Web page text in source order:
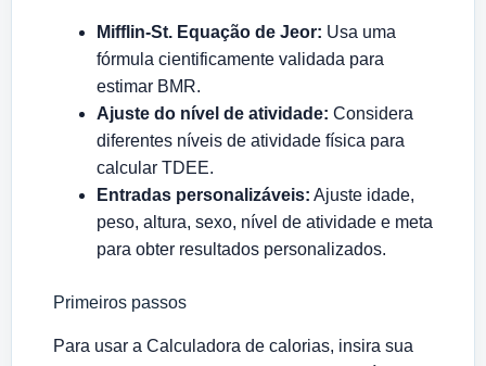
Mifflin-St. Equação de Jeor: Usa uma
fórmula cientificamente validada para
estimar BMR.
Ajuste do nível de atividade: Considera
diferentes níveis de atividade física para
calcular TDEE.
Entradas personalizáveis: Ajuste idade,
peso, altura, sexo, nível de atividade e meta
para obter resultados personalizados.
Primeiros passos
Para usar a Calculadora de calorias, insira sua